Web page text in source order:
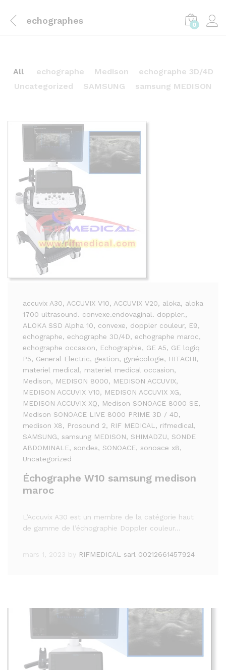
echographes 0
All echographe Medison
echographe 3D/4D
Uncategorized
SAMSUNG samsung MEDISON
accuvix A30, ACCUVIX V10, ACCUVIX V20, aloka, aloka
1700 ultrasound. convexe.endovaginal. doppler.,
ALOKA SSD Alpha 10, convexe, doppler couleur, E9,
echographe, echographe 3D/4D, echographe maroc,
echographe occasion, Echographie, GE A5, GE logiq
P5, General Electric, gestion, gynécologie, HITACHI,
materiel medical, materiel medical occasion,
Medison, MEDISON 8000, MEDISON ACCUVIX,
MEDISON ACCUVIX V10, MEDISON ACCUVIX XG,
MEDISON ACCUVIX XQ, Medison SONOACE 8000 SE,
Medison SONOACE LIVE 8000 PRIME 3D / 4D,
medison X8, Prosound 2, RIF MEDICAL , rifmedical,
SAMSUNG, samsung MEDISON, SHIMADZU, SONDE
ABDOMINALE, sondes, SONOACE, sonoace x8,
Uncategorized
Échographe W10 samsung medison
maroc
L’Accuvix A30 est un membre de la catégorie haut
de gamme de l’échographie Doppler couleur…
mars 1, 2023 by RIFMEDICAL sarl 00212661457924